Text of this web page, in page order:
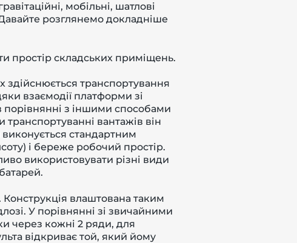
мобільні, шатлові
Давайте розглянемо докладніше
простір складських приміщень.
здійснюється транспортування
взаємодії платформи зі
порівнянні з іншими способами
вантажів він
стандартним
і береже робочий простір.
використовувати різні види
влаштована таким
У порівнянні зі звичайними
через кожні 2 ряди, для
відкриває той, який йому